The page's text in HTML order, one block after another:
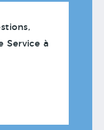
Service à